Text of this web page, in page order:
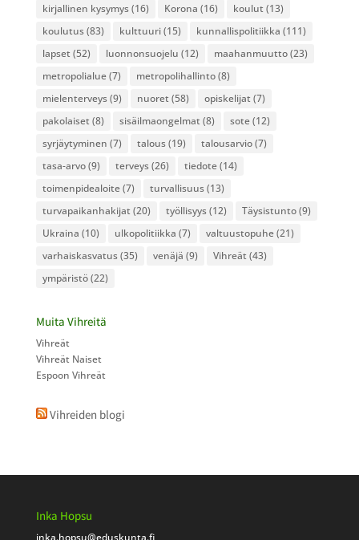
kirjallinen kysymys(16) Korona (16) koulut (13)
koulutus(83) kulttuuri(15) kunnallispolitiikka (111)
lapset (52) luonnonsuojelu (12) maahanmuutto(23)
metropolialue(7) metropolihallinto(8)
mielenterveys(9) nuoret (58) opiskelijat (7)
pakolaiset (8) sisäilmaongelmat (8) sote(12)
syrjäytyminen (7) talous(19) talousarvio(7)
tasa-arvo(9) terveys(26) tiedote(14)
toimenpidealoite(7) turvallisuus(13)
turvapaikanhakijat (20) työllisyys(12) Täysistunto(9)
Ukraina (10) ulkopolitiikka (7) valtuustopuhe(21)
varhaiskasvatus(35) venäjä (9) Vihreät (43)
ympäristö(22)
Muita Vihreitä
Vihreät
Vihreät Naiset
Espoon Vihreät
Vihreiden blogi
Inka Hopsu
inka.hopsu@eduskunta.fi